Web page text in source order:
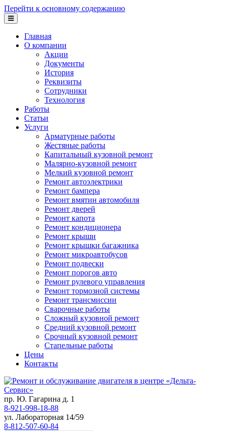
Перейти к основному содержанию
Главная
О компании
Акции
Документы
История
Реквизиты
Сотрудники
Технология
Работы
Статьи
Услуги
Арматурные работы
Жестяные работы
Капитальный кузовной ремонт
Малярно-кузовной ремонт
Мелкий кузовной ремонт
Ремонт автоэлектрики
Ремонт бампера
Ремонт вмятин автомобиля
Ремонт дверей
Ремонт капота
Ремонт кондиционера
Ремонт крыши
Ремонт крышки багажника
Ремонт микроавтобусов
Ремонт подвески
Ремонт порогов авто
Ремонт рулевого управления
Ремонт тормозной системы
Ремонт трансмиссии
Сварочные работы
Сложный кузовной ремонт
Средний кузовной ремонт
Срочный кузовной ремонт
Стапельные работы
Цены
Контакты
пр. Ю. Гагарина д. 1
8-921-998-18-88
ул. Лабораторная 14/59
8-812-507-60-84